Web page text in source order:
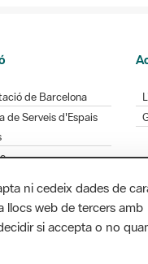
de Barcelona
de Serveis d'Espais
de Barcelona. Edifici
ni cedeix dades de
llocs web de tercers amb
si accepta o no